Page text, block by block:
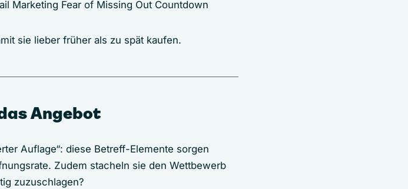
sie lieber früher als zu spät kaufen.
Angebot
Auflage“: diese Betreff-Elemente sorgen
Zudem stacheln sie den Wettbewerb
zuzuschlagen?